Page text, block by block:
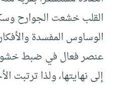
القلب خشعت الجوارح
الوساوس المفسدة
عنصر فعال في ضبط
إلى نهايتها، ولذا ترتبت